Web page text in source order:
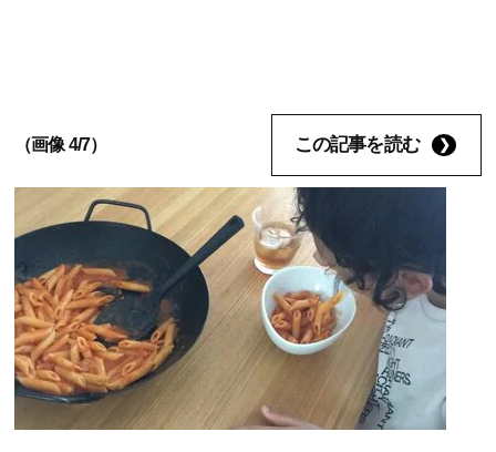
（画像 4/7） この記事を読む